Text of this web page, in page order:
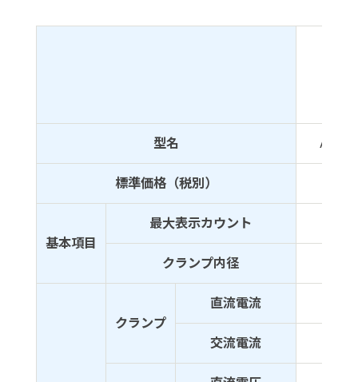
型名 AD-
標準価格（税別）
基本項目
最大表示カウント
クランプ内径
クランプ
直流電流
交流電流